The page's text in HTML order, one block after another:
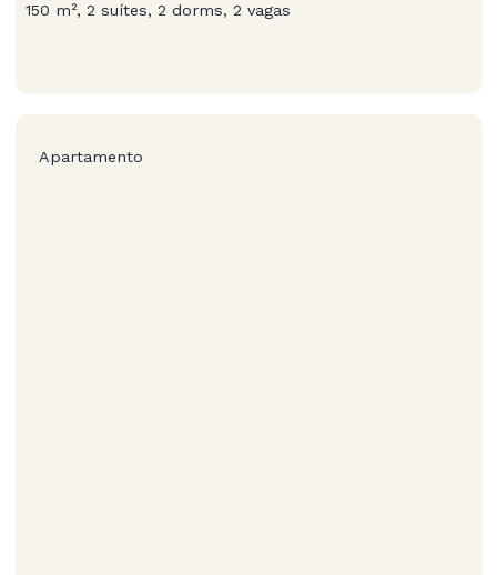
150 m², 2 suítes, 2 dorms, 2 vagas
Apartamento